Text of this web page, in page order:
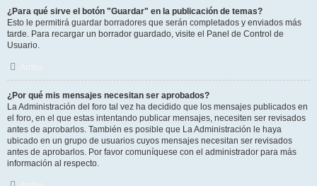
¿Para qué sirve el botón "Guardar" en la publicación de temas?
Esto le permitirá guardar borradores que serán completados y enviados más
tarde. Para recargar un borrador guardado, visite el Panel de Control de
Usuario.
¿Por qué mis mensajes necesitan ser aprobados?
La Administración del foro tal vez ha decidido que los mensajes publicados en
el foro, en el que estas intentando publicar mensajes, necesiten ser revisados
antes de aprobarlos. También es posible que La Administración le haya
ubicado en un grupo de usuarios cuyos mensajes necesitan ser revisados
antes de aprobarlos. Por favor comuníquese con el administrador para más
información al respecto.